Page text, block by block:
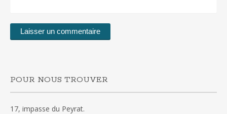
POUR NOUS TROUVER
17, impasse du Peyrat.